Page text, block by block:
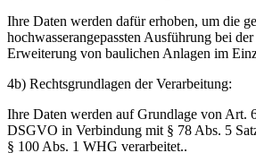
Ihre Daten werden dafür erhoben, um die
hochwasserangepassten Ausführung bei
Erweiterung von baulichen Anlagen im
4b) Rechtsgrundlagen der Verarbeitung:
Ihre Daten werden auf Grundlage von Art.
DSGVO in Verbindung mit § 78 Abs. 5
§ 100 Abs. 1 WHG verarbeitet..